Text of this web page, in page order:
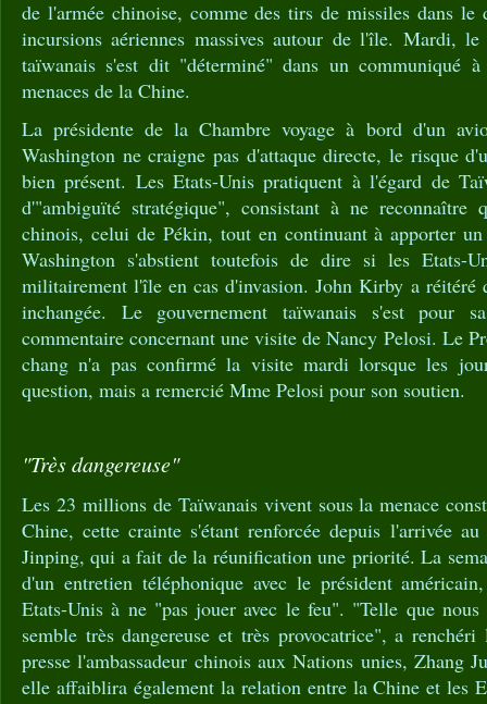
de l'armée chinoise, comme des tirs de missiles dans le
incursions aériennes massives autour de l'île. Mardi,
taïwanais s'est dit "déterminé" dans un communiqué
menaces de la Chine.
La présidente de la Chambre voyage à bord d'un
Washington ne craigne pas d'attaque directe, le risque
bien présent. Les Etats-Unis pratiquent à l'égard de
d'"ambiguïté stratégique", consistant à ne reconnaître
chinois, celui de Pékin, tout en continuant à apporter
Washington s'abstient toutefois de dire si les Etats-
militairement l'île en cas d'invasion. John Kirby a réitéré
inchangée. Le gouvernement taïwanais s'est pour
commentaire concernant une visite de Nancy Pelosi. Le
chang n'a pas confirmé la visite mardi lorsque les
question, mais a remercié Mme Pelosi pour son soutien.
"Très dangereuse"
Les 23 millions de Taïwanais vivent sous la menace
Chine, cette crainte s'étant renforcée depuis l'arrivée
Jinping, qui a fait de la réunification une priorité. La
d'un entretien téléphonique avec le président
Etats-Unis à ne "pas jouer avec le feu". "Telle que
semble très dangereuse et très provocatrice", a
presse l'ambassadeur chinois aux Nations unies, Zhang
elle affaiblira également la relation entre la Chine et les